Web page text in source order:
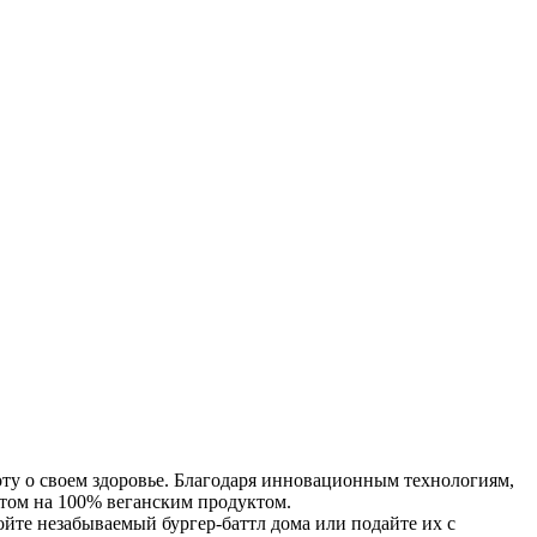
о своем здоровье. Благодаря инновационным технологиям,
на 100% веганским продуктом.
незабываемый бургер-баттл дома или подайте их с